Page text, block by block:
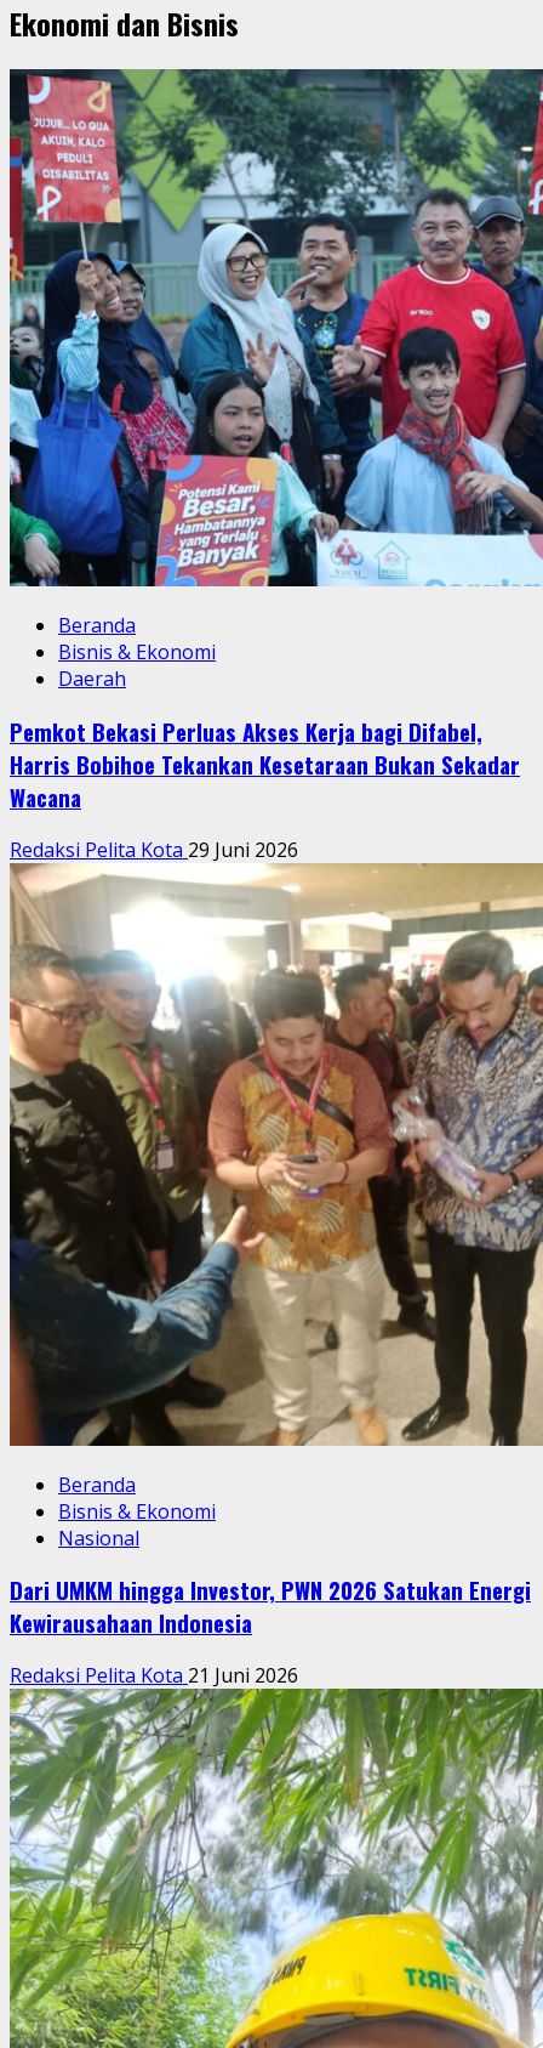
Ekonomi dan Bisnis
Beranda
Bisnis & Ekonomi
Daerah
Pemkot Bekasi Perluas Akses Kerja bagi Difabel,
Harris Bobihoe Tekankan Kesetaraan Bukan Sekadar
Wacana
Redaksi Pelita Kota 29 Juni 2026
Beranda
Bisnis & Ekonomi
Nasional
Dari UMKM hingga Investor, PWN 2026 Satukan Energi
Kewirausahaan Indonesia
Redaksi Pelita Kota 21 Juni 2026